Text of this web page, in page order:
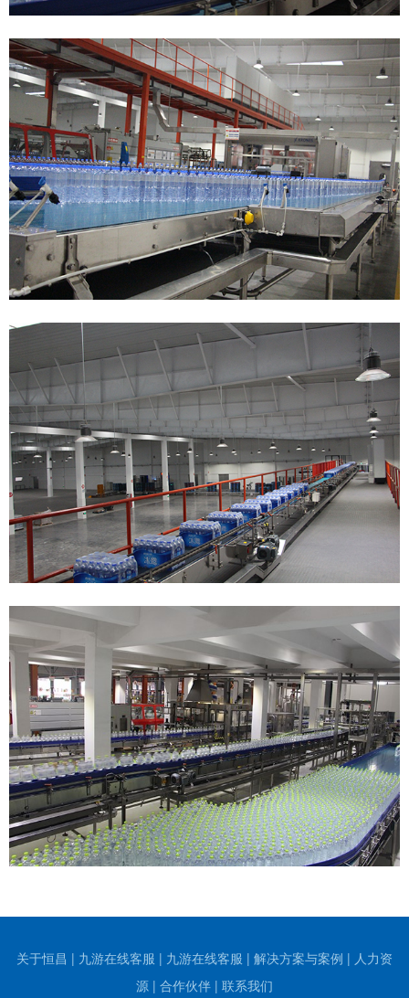
关于恒昌 | 九游在线客服 | 九游在线客服 | 解决方案与案例 | 人力资
源 | 合作伙伴 | 联系我们